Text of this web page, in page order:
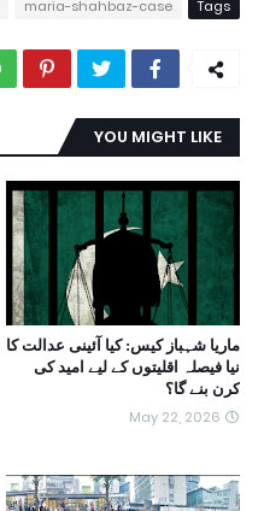
Tags
maria-shahbaz-case
YOU MIGHT LIKE
ماریا شہباز کیس: کیا آئینی عدالت کا
نیا فیصلہ اقلیتوں کے لیے امید کی
کرن بنے گا؟
May 22, 2026